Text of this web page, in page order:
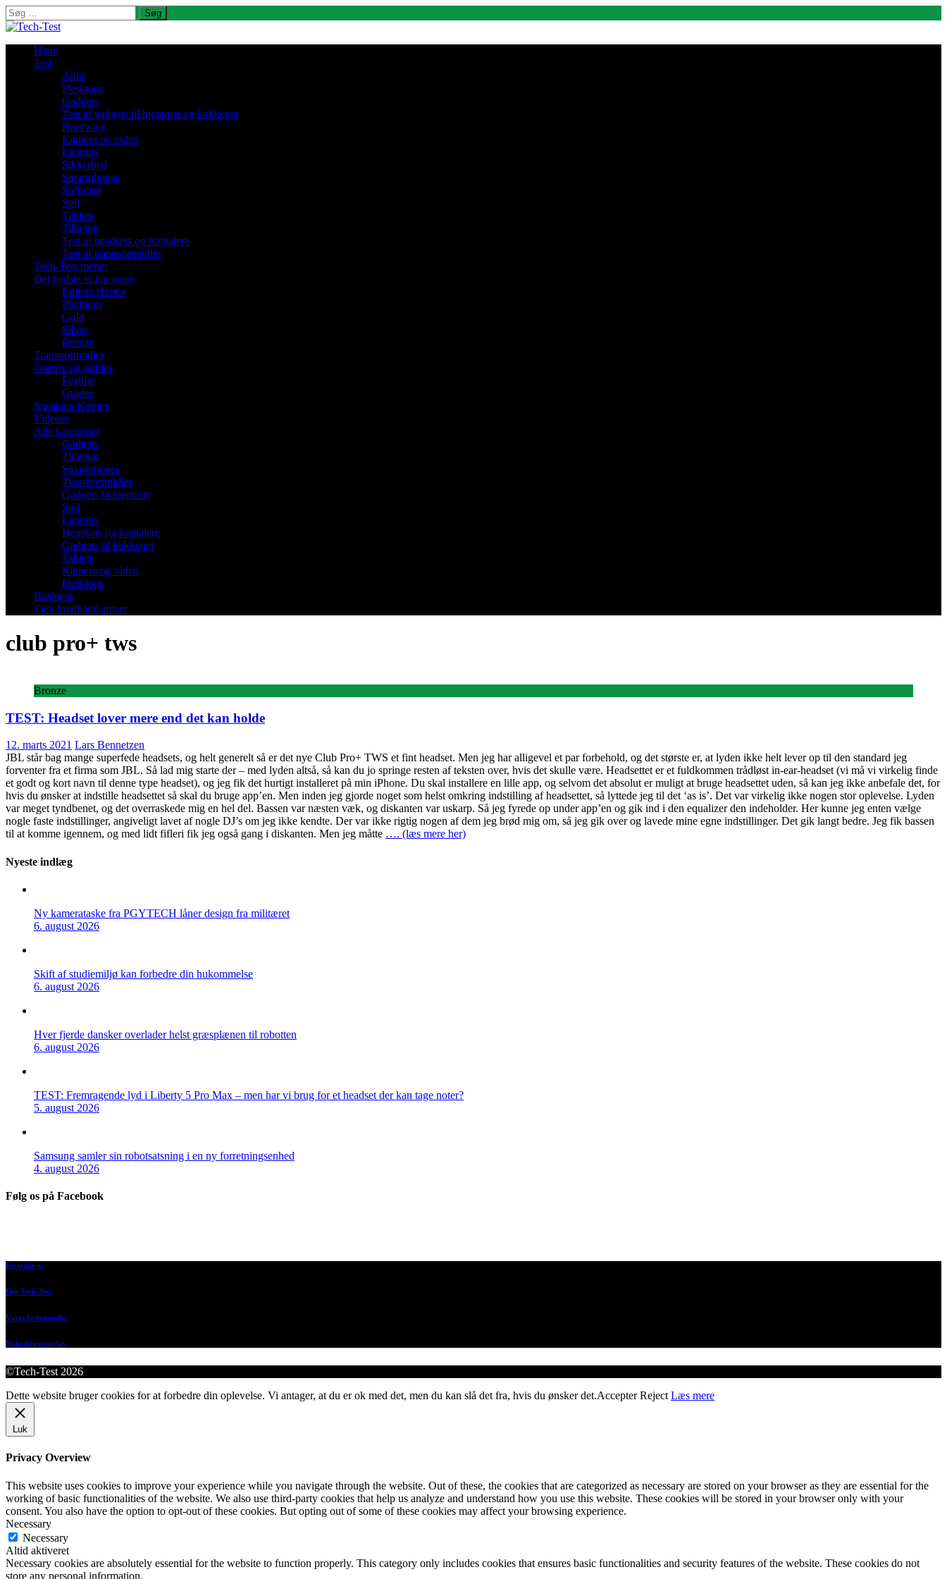
Søg
efter:
Hjem
Test
Apps
Desktops
Gadgets
Test af gadgets til hjemmet og køkkenet
Hardware
Kamera og video
Laptops
Sikkerhed
Smartphones
Software
Spil
Tablets
Tilbehør
Test af headsets og højttalere
Test af transportmidler
Tech-Test mener
Det bedste vi har testet
Editors choice
Platinum
Gold
Silver
Bronze
Transportmidler
Feature og guides
Feature
Guides
Speakers Korner
Videoer
Alle kategorier
Gadgets
Tilbehør
Smartphones
Transportmidler
Gadgets til hjemmet
Spil
Laptops
Headsets og højttalere
Gadgets til køkkenet
Tablets
Kamera og video
Desktops
Business
Tjek bredbåndspriser
club pro+ tws
Bronze
TEST: Headset lover mere end det kan holde
12. marts 2021 Lars Bennetzen
JBL står bag mange superfede headsets, og helt generelt så er det nye Club Pro+ TWS et fint headset. Men jeg har alligevel et par forbehold, og det største er, at lyden ikke helt lever op til den standard jeg
forventer fra et firma som JBL. Så lad mig starte der – med lyden altså, så kan du jo springe resten af teksten over, hvis det skulle være. Headsettet er et fuldkommen trådløst in-ear-headset (vi må vi virkelig finde
et godt og kort navn til denne type headset), og jeg fik det hurtigt installeret på min iPhone. Du skal installere en lille app, og selvom det absolut er muligt at bruge headsettet uden, så kan jeg ikke anbefale det, for
hvis du ønsker at indstille headsettet så skal du bruge app’en. Men inden jeg gjorde noget som helst omkring indstilling af headsettet, så lyttede jeg til det ‘as is’. Det var virkelig ikke nogen stor oplevelse. Lyden
var meget tyndbenet, og det overraskede mig en hel del. Bassen var næsten væk, og diskanten var uskarp. Så jeg fyrede op under app’en og gik ind i den equalizer den indeholder. Her kunne jeg enten vælge
nogle faste indstillinger, angiveligt lavet af nogle DJ’s om jeg ikke kendte. Der var ikke rigtig nogen af dem jeg brød mig om, så jeg gik over og lavede mine egne indstillinger. Det gik langt bedre. Jeg fik bassen
til at komme igennem, og med lidt fifleri fik jeg også gang i diskanten. Men jeg måtte …. (læs mere her)
Nyeste indlæg
Ny kamerataske fra PGYTECH låner design fra militæret
6. august 2026
Skift af studiemiljø kan forbedre din hukommelse
6. august 2026
Hver fjerde dansker overlader helst græsplænen til robotten
6. august 2026
TEST: Fremragende lyd i Liberty 5 Pro Max – men har vi brug for et headset der kan tage noter?
5. august 2026
Samsung samler sin robotsatsning i en ny forretningsenhed
4. august 2026
Følg os på Facebook
Kontakt os
Om Tech-Test
Vores bedømmelse
Nyhedsbrevsarkiv
©Tech-Test 2026
Dette website bruger cookies for at forbedre din oplevelse. Vi antager, at du er ok med det, men du kan slå det fra, hvis du ønsker det.Accepter Reject Læs mere
Luk
Privacy Overview
This website uses cookies to improve your experience while you navigate through the website. Out of these, the cookies that are categorized as necessary are stored on your browser as they are essential for the
working of basic functionalities of the website. We also use third-party cookies that help us analyze and understand how you use this website. These cookies will be stored in your browser only with your
consent. You also have the option to opt-out of these cookies. But opting out of some of these cookies may affect your browsing experience.
Necessary
Necessary
Altid aktiveret
Necessary cookies are absolutely essential for the website to function properly. This category only includes cookies that ensures basic functionalities and security features of the website. These cookies do not
store any personal information.